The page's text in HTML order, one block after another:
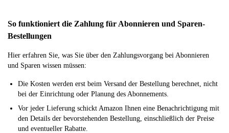
So funktioniert die Zahlung für Abonnieren und Sparen-
Bestellungen
Hier erfahren Sie, was Sie über den Zahlungsvorgang bei Abonnieren
und Sparen wissen müssen:
Die Kosten werden erst beim Versand der Bestellung berechnet, nicht
bei der Einrichtung oder Planung des Abonnements.
Vor jeder Lieferung schickt Amazon Ihnen eine Benachrichtigung mit
den Details der bevorstehenden Bestellung, einschließlich der Preise
und eventueller Rabatte.